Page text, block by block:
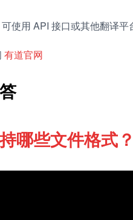
使用 API 接口或其他翻译平
有道官网
哪些文件格式